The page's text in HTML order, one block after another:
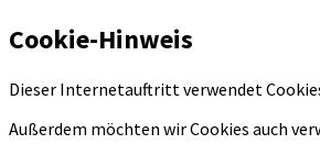
Cookie-Hinweis
Dieser Internetauftritt verwendet
Außerdem möchten wir Cookies auch